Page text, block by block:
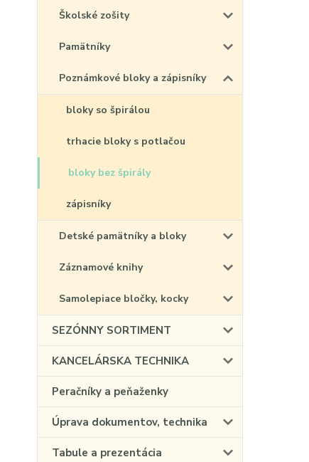
Školské zošity
Pamätníky
Poznámkové bloky a zápisníky
bloky so špirálou
trhacie bloky s potlačou
bloky bez špirály
zápisníky
Detské pamätníky a bloky
Záznamové knihy
Samolepiace bločky, kocky
SEZÓNNY SORTIMENT
KANCELÁRSKA TECHNIKA
Peračníky a peňaženky
Úprava dokumentov, technika
Tabule a prezentácia